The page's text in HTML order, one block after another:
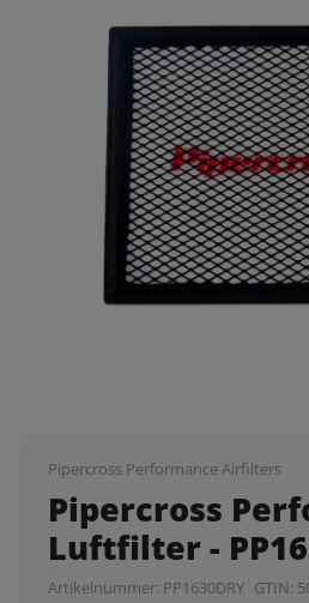
Pipercross Performance Airfilters
Pipercross
Luftfilter -
Artikelnummer: PP1630DRY GTIN: